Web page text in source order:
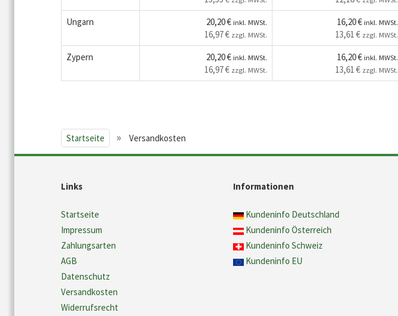
Ungarn 20,20 €inkl. MWSt.
16,97 € zzgl. MWSt.
16,20 €inkl. MWSt.
13,61 € zzgl. MWSt.
Zypern 20,20 €inkl. MWSt.
16,97 € zzgl. MWSt.
16,20 €inkl. MWSt.
13,61 € zzgl. MWSt.
Startseite » Versandkosten
Links
Startseite
Impressum
Zahlungsarten
AGB
Datenschutz
Versandkosten
Widerrufsrecht
Informationen
Kundeninfo Deutschland
Kundeninfo Österreich
Kundeninfo Schweiz
Kundeninfo EU